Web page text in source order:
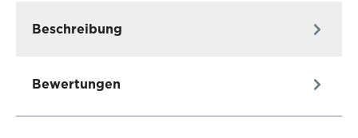
Beschreibung
Bewertungen